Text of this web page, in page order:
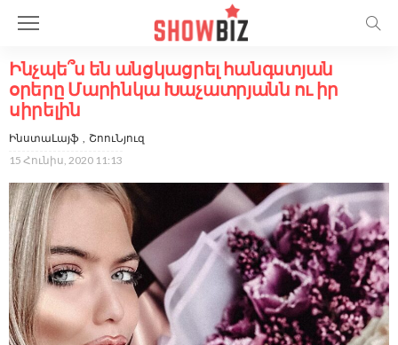
Ինչպե՞ս են անցկացրել հանգստյան
օրերը Մարինկա Խաչատրյանն ու իր
սիրելին
ԻնստաԼայֆ
ՇոուՆյուզ
15 Հունիս, 2020 11:13